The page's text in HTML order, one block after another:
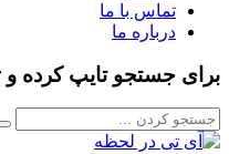
تماس با ما
درباره ما
برای جستجو تایپ کرده و Enter را بزنید